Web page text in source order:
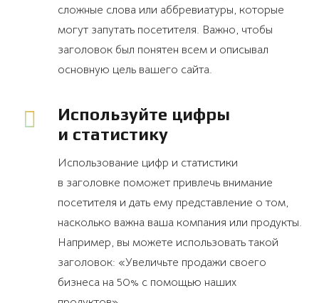
сложные слова или аббревиатуры, которые
могут запутать посетителя. Важно, чтобы
заголовок был понятен всем и описывал
основную цель вашего сайта.
Используйте цифры
и статистику
Использование цифр и статистики
в заголовке поможет привлечь внимание
посетителя и дать ему представление о том,
насколько важна ваша компания или продукты.
Например, вы можете использовать такой
заголовок: «Увеличьте продажи своего
бизнеса на 50% с помощью наших